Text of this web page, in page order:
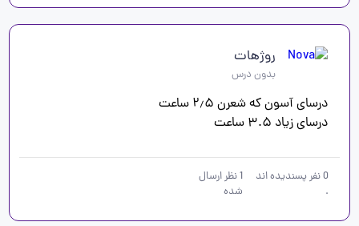
روژهات
بدون درس
درسای زیاد ۳.۵ ساعت
0نفر پسندیده اند
.
1نظر ارسال
شده